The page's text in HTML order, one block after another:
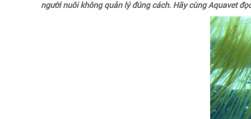
người nuôi không quản lý đúng cách. Hãy cùng Aquavet